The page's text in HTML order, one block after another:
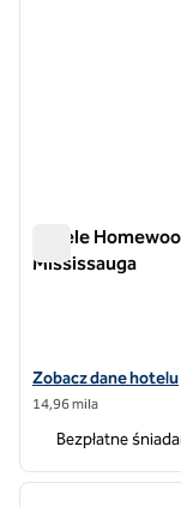
Hotele
Mississauga
Zobacz szczegóły
Zobacz dane hotelu
14,96 mila
Bezpłatne
1 z 12